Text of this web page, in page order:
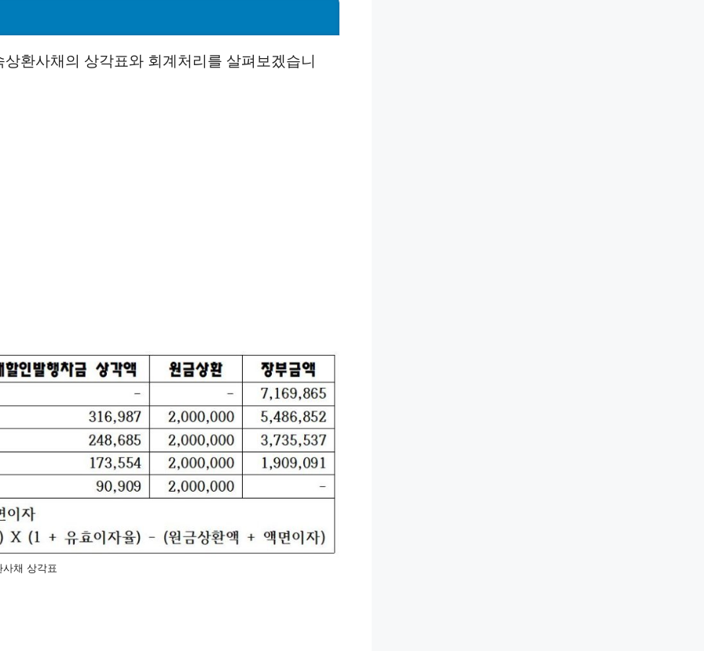
환사채의 상각표와 회계처리를 살펴보겠습니
사채 상각표